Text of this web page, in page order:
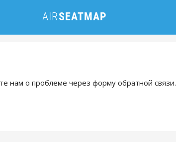
нам о проблеме через форму обратной связи.